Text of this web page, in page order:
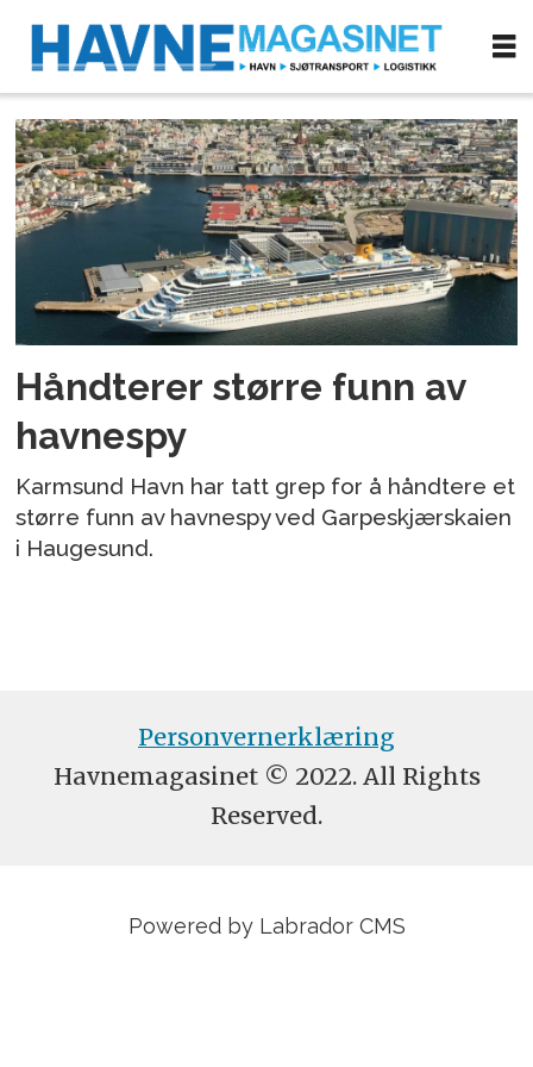
Tag:
havnespy
Håndterer større funn av
havnespy
Karmsund Havn har tatt grep for å håndtere et
større funn av havnespy ved Garpeskjærskaien
i Haugesund.
Personvernerklæring
Havnemagasinet © 2022. All Rights
Reserved.
Powered by Labrador CMS